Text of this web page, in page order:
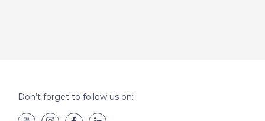
Don’t forget to follow us on: